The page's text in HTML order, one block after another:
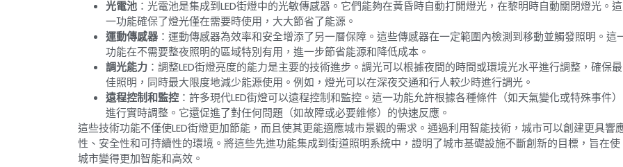
光電池 ：光電池是集成到LED街燈中的光敏傳感器。它們能夠在黃昏時自動打開燈光，在黎明時自動關閉燈光。這
一功能確保了燈光僅在需要時使用，大大節省了能源。
運動傳感器 ：運動傳感器為效率和安全增添了另一層保障。這些傳感器在一定範圍內檢測到移動並觸發照明。這
功能在不需要整夜照明的區域特別有用，進一步節省能源和降低成本。
調光能力 ：調整LED街燈亮度的能力是主要的技術進步。調光可以根據夜間的時間或環境光水平進行調整，確保最
佳照明，同時最大限度地減少能源使用。例如，燈光可以在深夜交通和行人較少時進行調光。
遠程控制和監控 ：許多現代LED街燈可以遠程控制和監控。這一功能允許根據各種條件（如天氣變化或特殊事件）
進行實時調整。它還促進了對任何問題（如故障或必要維修）的快速反應。
這些技術功能不僅使LED街燈更加節能，而且使其更能適應城市景觀的需求。通過利用智能技術，城市可以創建更具響
性、安全性和可持續性的環境。將這些先進功能集成到街道照明系統中，證明了城市基礎設施不斷創新的目標，旨在使
城市變得更加智能和高效。